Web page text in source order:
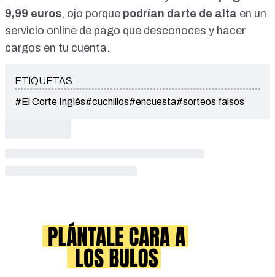
9,99 euros, ojo porque podrían darte de alta en un
servicio online de pago que desconoces y hacer
cargos en tu cuenta.
ETIQUETAS:
#El Corte Inglés#cuchillos#encuesta#sorteos falsos